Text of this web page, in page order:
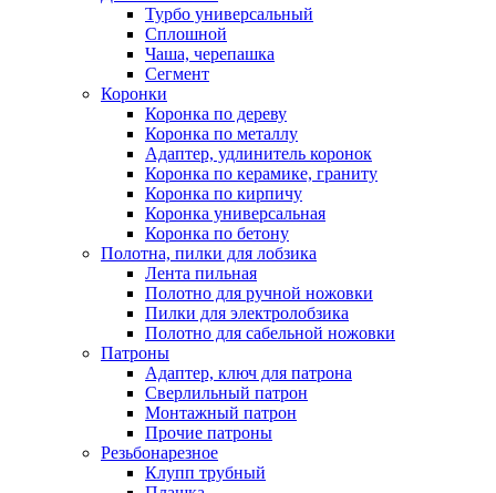
Турбо универсальный
Сплошной
Чаша, черепашка
Сегмент
Коронки
Коронка по дереву
Коронка по металлу
Адаптер, удлинитель коронок
Коронка по керамике, граниту
Коронка по кирпичу
Коронка универсальная
Коронка по бетону
Полотна, пилки для лобзика
Лента пильная
Полотно для ручной ножовки
Пилки для электролобзика
Полотно для сабельной ножовки
Патроны
Адаптер, ключ для патрона
Сверлильный патрон
Монтажный патрон
Прочие патроны
Резьбонарезное
Клупп трубный